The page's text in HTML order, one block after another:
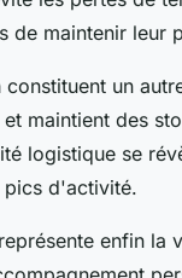
de maintenir leur
un
maintient des
logistique se
pics d'activité.
enfin la